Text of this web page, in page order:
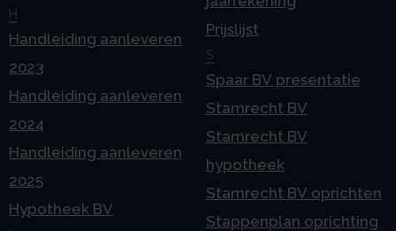
H
Handleiding aanleveren
2023
Handleiding aanleveren
2024
Handleiding aanleveren
2025
Hypotheek BV
Prijslijst
S
Spaar BV presentatie
Stamrecht BV
Stamrecht BV
hypotheek
Stamrecht BV oprichten
Stappenplan oprichting